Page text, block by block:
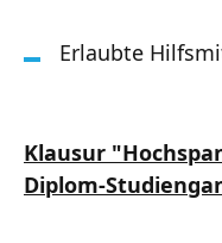
Erlaubte
Klausur
Diplom-